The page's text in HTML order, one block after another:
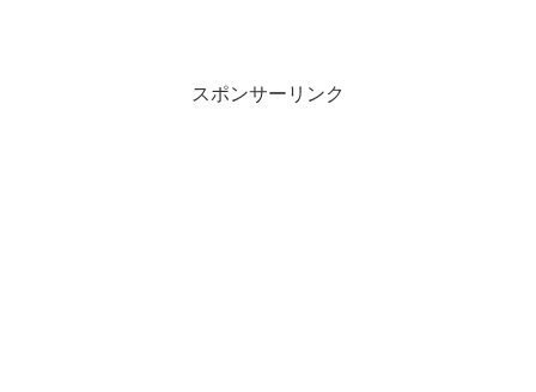
スポンサーリンク